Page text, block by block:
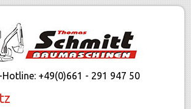
Hotline: +49(0)661 - 291 947 50